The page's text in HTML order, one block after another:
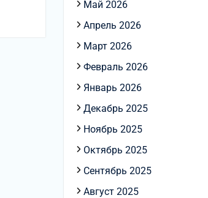
Май 2026
Апрель 2026
Март 2026
Февраль 2026
Январь 2026
Декабрь 2025
Ноябрь 2025
Октябрь 2025
Сентябрь 2025
Август 2025